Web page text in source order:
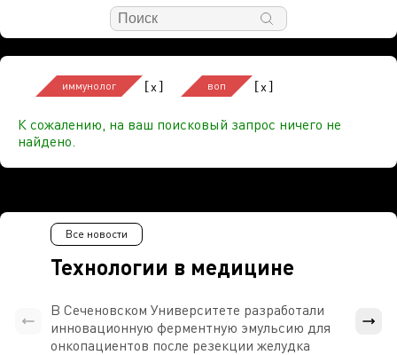
иммунолог [x] воп [x]
К сожалению, на ваш поисковый запрос ничего не
найдено.
Технологии в медицине
Все новости
В Сеченовском Университете разработали
инновационную ферментную эмульсию для
онкопациентов после резекции желудка